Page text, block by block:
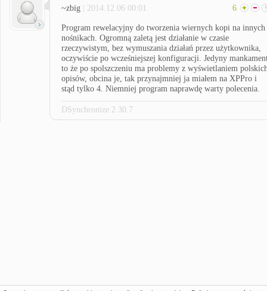
~zbig | 2014.12.06 00:01 6
Program rewelacyjny do tworzenia wiernych kopi na innych
nośnikach. Ogromną zaletą jest działanie w czasie
rzeczywistym, bez wymuszania działań przez użytkownika,
oczywiście po wcześniejszej konfiguracji. Jedyny
to że po spolszczeniu ma problemy z wyświetlaniem
opisów, obcina je, tak przynajmniej ja miałem na XPPro i
stąd tylko 4. Niemniej program naprawdę warty polecenia.
DSynchronize 2.30.7